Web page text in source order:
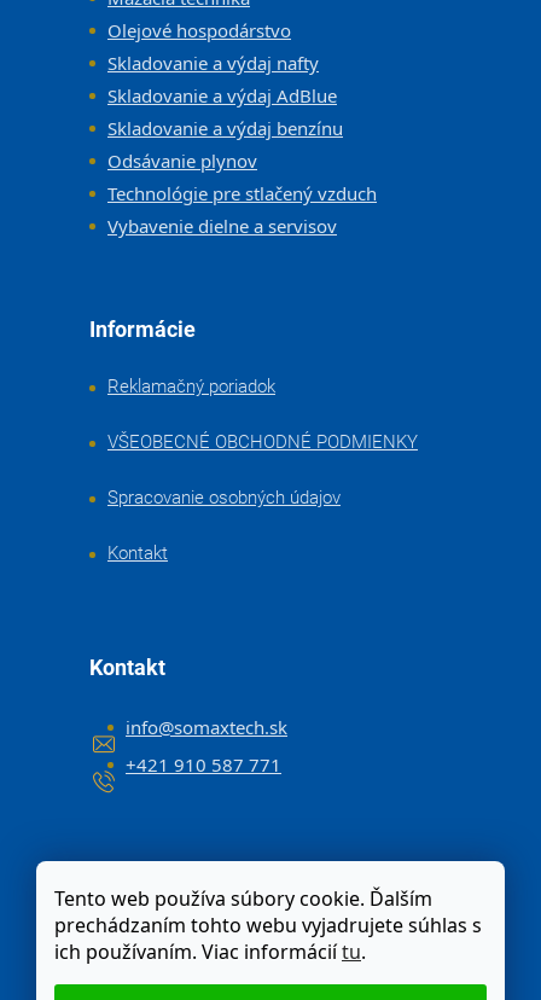
Tento web používa súbory cookie. Ďalším
prechádzaním tohto webu vyjadrujete súhlas s
ich používaním. Viac informáciítu.
Olejové hospodárstvo
Skladovanie a výdaj nafty
Skladovanie a výdaj AdBlue
Skladovanie a výdaj benzínu
Odsávanie plynov
Technológie pre stlačený vzduch
Vybavenie dielne a servisov
Informácie
Reklamačný poriadok
VŠEOBECNÉ OBCHODNÉ PODMIENKY
Spracovanie osobných údajov
Kontakt
Kontakt
info@somaxtech.sk
+421 910 587 771